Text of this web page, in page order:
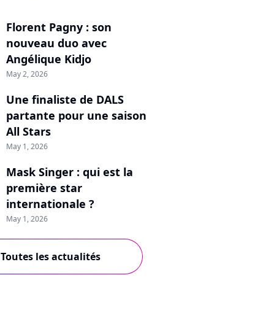
Florent Pagny : son
nouveau duo avec
Angélique Kidjo
May 2, 2026
Une finaliste de DALS
partante pour une saison
All Stars
May 1, 2026
Mask Singer : qui est la
première star
internationale ?
May 1, 2026
Toutes les actualités